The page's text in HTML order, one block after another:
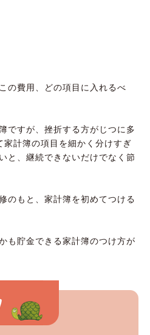
の費用、どの項目に入れるべ
ですが、挫折する方がじつに多
計簿の項目を細かく分けすぎ
と、継続できないだけでなく節
のもと、家計簿を初めてつける
も貯金できる家計簿のつけ方が